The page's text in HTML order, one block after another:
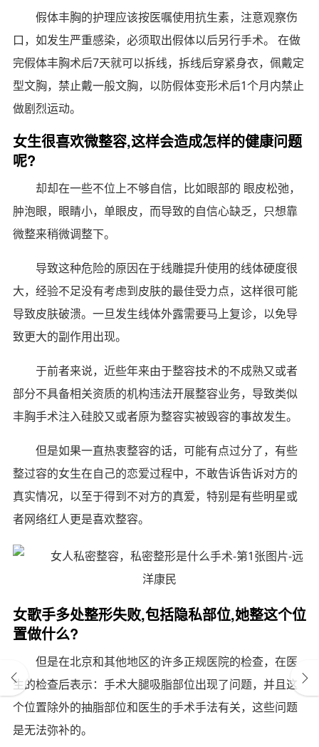
假体丰胸的护理应该按医嘱使用抗生素，注意观察伤
口，如发生严重感染，必须取出假体以后另行手术。 在做
完假体丰胸术后7天就可以拆线，拆线后穿紧身衣，佩戴定
型文胸，禁止戴一般文胸，以防假体变形术后1个月内禁止
做剧烈运动。
女生很喜欢微整容,这样会造成怎样的健康问题
呢?
却却在一些不位上不够自信，比如眼部的 眼皮松弛，
肿泡眼，眼睛小，单眼皮，而导致的自信心缺乏，只想靠
微整来稍微调整下。
导致这种危险的原因在于线雕提升使用的线体硬度很
大，经验不足没有考虑到皮肤的最佳受力点，这样很可能
导致皮肤破溃。一旦发生线体外露需要马上复诊，以免导
致更大的副作用出现。
于前者来说，近些年来由于整容技术的不成熟又或者
部分不具备相关资质的机构违法开展整容业务，导致类似
丰胸手术注入硅胶又或者原为整容实被毁容的事故发生。
但是如果一直热衷整容的话，可能有点过分了，有些
整过容的女生在自己的恋爱过程中，不敢告诉告诉对方的
真实情况，以至于得到不对方的真爱，特别是有些明星或
者网络红人更是喜欢整容。
女歌手多处整形失败,包括隐私部位,她整这个位
置做什么?
但是在北京和其他地区的许多正规医院的检查，在医
生的检查后表示：手术大腿吸脂部位出现了问题，并且这
个位置除外的抽脂部位和医生的手术手法有关，这些问题
是无法弥补的。